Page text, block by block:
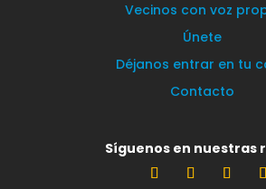
Vecinos con voz
Únete
Déjanos entrar en tu
Contacto
Síguenos en nuestras